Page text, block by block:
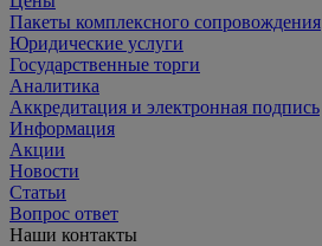
Пакеты комплексного сопровождения
Юридические услуги
Государственные торги
Аналитика
Аккредитация и электронная подпись
Информация
Акции
Новости
Статьи
Вопрос ответ
Наши контакты